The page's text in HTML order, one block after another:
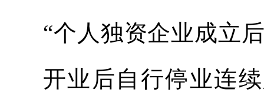
“个人独资企业成立
开业后自行停业连